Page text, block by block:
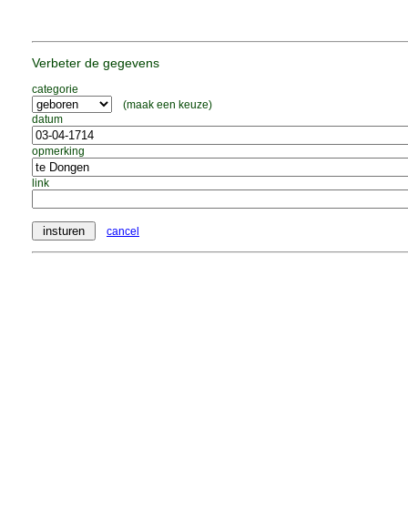
Verbeter de gegevens
categorie
(maak een keuze)
datum
opmerking
link
cancel